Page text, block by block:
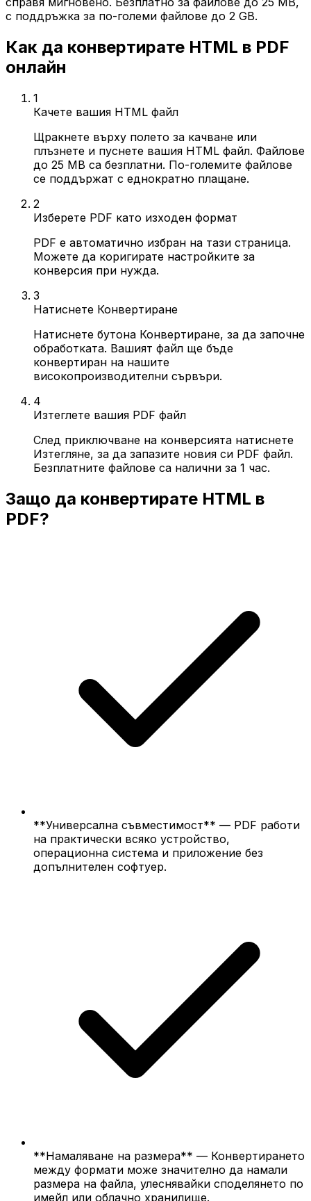
с поддръжка за по-големи файлове до 2 GB.
Как да конвертирате HTML в PDF
онлайн
1
Качете вашия HTML файл
Щракнете върху полето за качване или
плъзнете и пуснете вашия HTML файл. Файлове
до 25 MB са безплатни. По-големите файлове
се поддържат с еднократно плащане.
2
Изберете PDF като изходен формат
PDF е автоматично избран на тази страница.
Можете да коригирате настройките за
конверсия при нужда.
3
Натиснете Конвертиране
Натиснете бутона Конвертиране, за да започне
обработката. Вашият файл ще бъде
конвертиран на нашите
високопроизводителни сървъри.
4
Изтеглете вашия PDF файл
След приключване на конверсията натиснете
Изтегляне, за да запазите новия си PDF файл.
Безплатните файлове са налични за 1 час.
Защо да конвертирате HTML в
PDF?
**Универсална съвместимост** — PDF работи
на практически всяко устройство,
операционна система и приложение без
допълнителен софтуер.
**Намаляване на размера** — Конвертирането
между формати може значително да намали
размера на файла, улеснявайки споделянето по
имейл или облачно хранилище.